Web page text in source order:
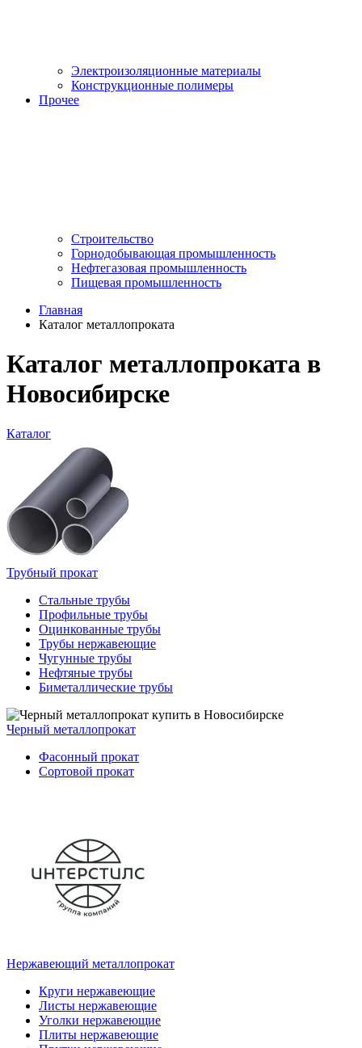
Электроизоляционные материалы
Конструкционные полимеры
Прочее
Строительство
Горнодобывающая промышленность
Нефтегазовая промышленность
Пищевая промышленность
Главная
Каталог металлопроката
Каталог металлопроката в
Новосибирске
Каталог
Трубный прокат
Стальные трубы
Профильные трубы
Оцинкованные трубы
Трубы нержавеющие
Чугунные трубы
Нефтяные трубы
Биметаллические трубы
Черный металлопрокат
Фасонный прокат
Сортовой прокат
Нержавеющий металлопрокат
Круги нержавеющие
Листы нержавеющие
Уголки нержавеющие
Плиты нержавеющие